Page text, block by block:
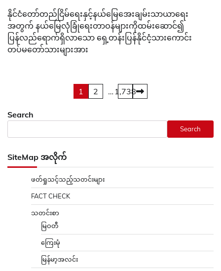
နိုင်ငံတော်တည်ငြိမ်ရေးနှင့်နယ်မြေအေးချမ်းသာယာရေး
အတွက် နယ်မြေလုံခြုံရေးတာဝန်များကိုထမ်းဆောင်၍
ပြန်လည်ရောက်ရှိလာသော ရှေ့တန်းပြန်နိုင်ငံ့သားကောင်း
တပ်မတော်သားများအား
pagination
1 2 … 1,738
Search
Search
SiteMap အလိုက်
ဖတ်ရှုသင့်သည့်သတင်းများ
FACT CHECK
သတင်းစာ
မြဝတီ
ကြေးမုံ
မြန်မာ့အလင်း